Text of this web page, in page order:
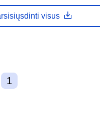
visus
1